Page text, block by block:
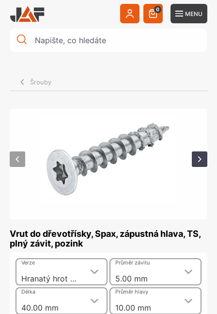
0
MENU
Šrouby
Vrut do dřevotřísky, Spax, zápustná hlava, TS,
plný závit, pozink
Hranatý hrot s patentovaným vlnovým profilem a víceúčelovou hlavou
Verze
5.00 mm
Průměr závitu
40.00 mm
Délka
10.00 mm
Průměr hlavy